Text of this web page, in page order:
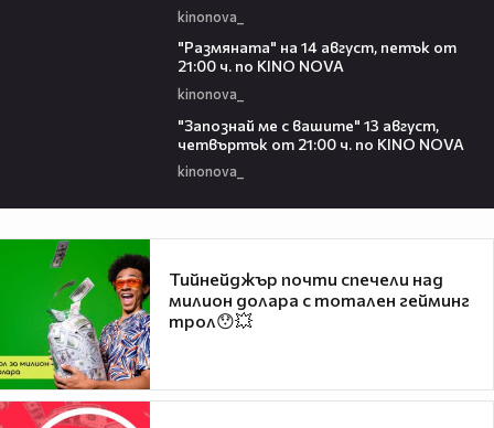
kinonova_
"Размянaта" на 14 август, петък от
21:00 ч. по KINO NOVA
kinonova_
"Запознай ме с вашите" 13 август,
четвъртък от 21:00 ч. по KINO NOVA
kinonova_
Тийнейджър почти спечели над
милион долара с тотален гейминг
трол😯💥